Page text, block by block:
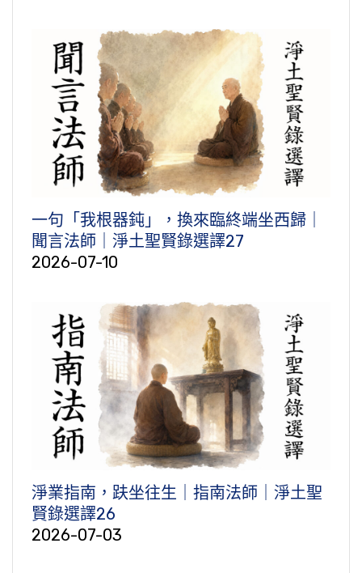
一句「我根器鈍」，換來臨終端坐西歸｜
聞言法師｜淨土聖賢錄選譯27
2026-07-10
淨業指南，趺坐往生｜指南法師｜淨土聖
賢錄選譯26
2026-07-03